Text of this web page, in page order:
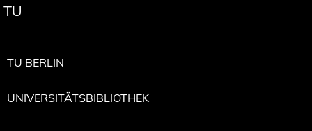
TU
TU BERLIN
UNIVERSITÄTSBIBLIOTHEK